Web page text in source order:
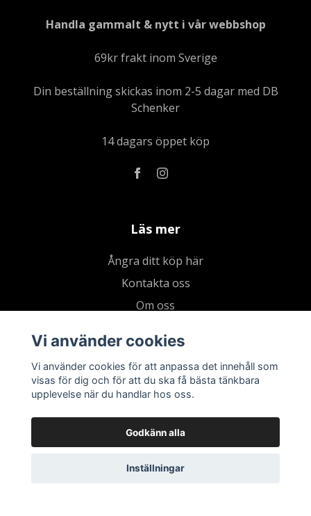
Handla gammalt & nytt i vår webbshop
69kr frakt inom Sverige
Din beställning skickas inom 2-5 dagar med DB
Schenker
14 dagars öppet köp
Läs mer
Ångra ditt köp här
Kontakta oss
Om oss
Kundklubb
Presentkort
Vi använder cookies
Vi använder cookies för att anpassa det innehåll som
visas för dig och för att du ska få bästa tänkbara
upplevelse när du handlar hos oss.
Godkänn alla
Inställningar